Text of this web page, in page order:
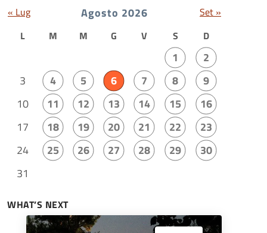
Agosto 2026
L M M G V S D
1
2
3
4 5 6 7 8
9
10
11 12 13 14 15
16
17
18 19 20 21 22
23
24
25 26 27 28 29
30
31
« Lug Set »
WHAT’S NEXT